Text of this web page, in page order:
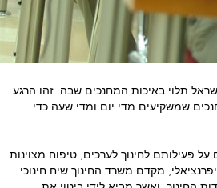
תלוי באיכות המחנכים שבה. זהו הרגע
שמשקיעים מדי יום ומדי שעה כדי
פעילותם לחינוך לערכים, טיפוח מצוינות
מקדם משרד החינוך שיח חינוכי